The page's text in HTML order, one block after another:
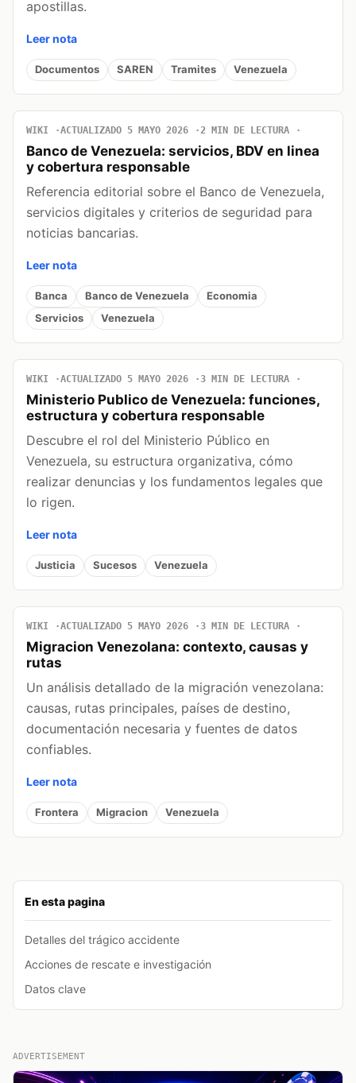
En esta pagina
Detalles del trágico accidente
Acciones de rescate e investigación
Datos clave
apostillas.
Leer nota
Documentos SAREN Tramites Venezuela
WIKI ACTUALIZADO 5 MAYO 2026 2 MIN DE LECTURA
Banco de Venezuela: servicios, BDV en linea
y cobertura responsable
Referencia editorial sobre el Banco de Venezuela,
servicios digitales y criterios de seguridad para
noticias bancarias.
Leer nota
Banca Banco de Venezuela
Economia
Servicios
Venezuela
WIKI ACTUALIZADO 5 MAYO 2026 3 MIN DE LECTURA
Ministerio Publico de Venezuela: funciones,
estructura y cobertura responsable
Descubre el rol del Ministerio Público en
Venezuela, su estructura organizativa, cómo
realizar denuncias y los fundamentos legales que
lo rigen.
Leer nota
Justicia Sucesos Venezuela
WIKI ACTUALIZADO 5 MAYO 2026 3 MIN DE LECTURA
Migracion Venezolana: contexto, causas y
rutas
Un análisis detallado de la migración venezolana:
causas, rutas principales, países de destino,
documentación necesaria y fuentes de datos
confiables.
Leer nota
Frontera Migracion Venezuela
ADVERTISEMENT